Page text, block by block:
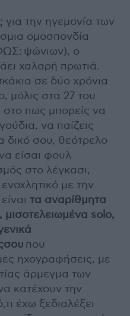
την ηγεμονία των
ομοσπονδία
ψώνιων), ο
χαλαρή πρωτιά.
σε δύο χρόνια
μόλις στα 27 του
στο πως μπορείς να
να παίζεις
δικό σου, θεότρελο
είσαι φουλ
στο λέγκασι,
με την
τα αναρίθμητα
solo,
που
ηχογραφήσεις, με
άρμεγμα των
κατέχουν την
έχω ξεδιαλέξει